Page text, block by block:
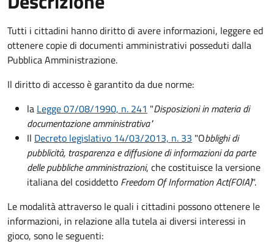
Tutti i cittadini hanno diritto di avere informazioni, leggere ed
ottenere copie di documenti amministrativi posseduti dalla
Pubblica Amministrazione.
Il diritto di accesso è garantito da due norme:
la Legge 07/08/1990, n. 241 "Disposizioni in materia di
documentazione amministrativa"
Il Decreto legislativo 14/03/2013, n. 33 "Obblighi di
pubblicità, trasparenza e diffusione di informazioni da parte
delle pubbliche amministrazioni, che costituisce la versione
italiana del cosiddetto Freedom Of Information Act(FOIA)".
Le modalità attraverso le quali i cittadini possono ottenere le
informazioni, in relazione alla tutela ai diversi interessi in
gioco, sono le seguenti: